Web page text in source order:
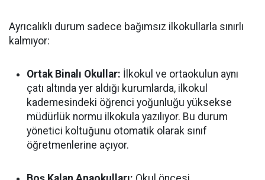
Ayrıcalıklı durum sadece bağımsız ilkokullarla sınırlı
kalmıyor:
Ortak Binalı Okullar: İlkokul ve ortaokulun aynı
çatı altında yer aldığı kurumlarda, ilkokul
kademesindeki öğrenci yoğunluğu yüksekse
müdürlük normu ilkokula yazılıyor. Bu durum
yönetici koltuğunu otomatik olarak sınıf
öğretmenlerine açıyor.